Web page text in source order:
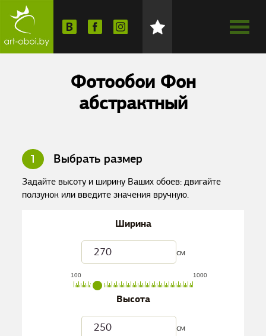
Фотообои Фон
абстрактный
1 Выбрать размер
Задайте высоту и ширину Ваших обоев: двигайте
ползунок или введите значения вручную.
Ширина
см
100 1000
Высота
см